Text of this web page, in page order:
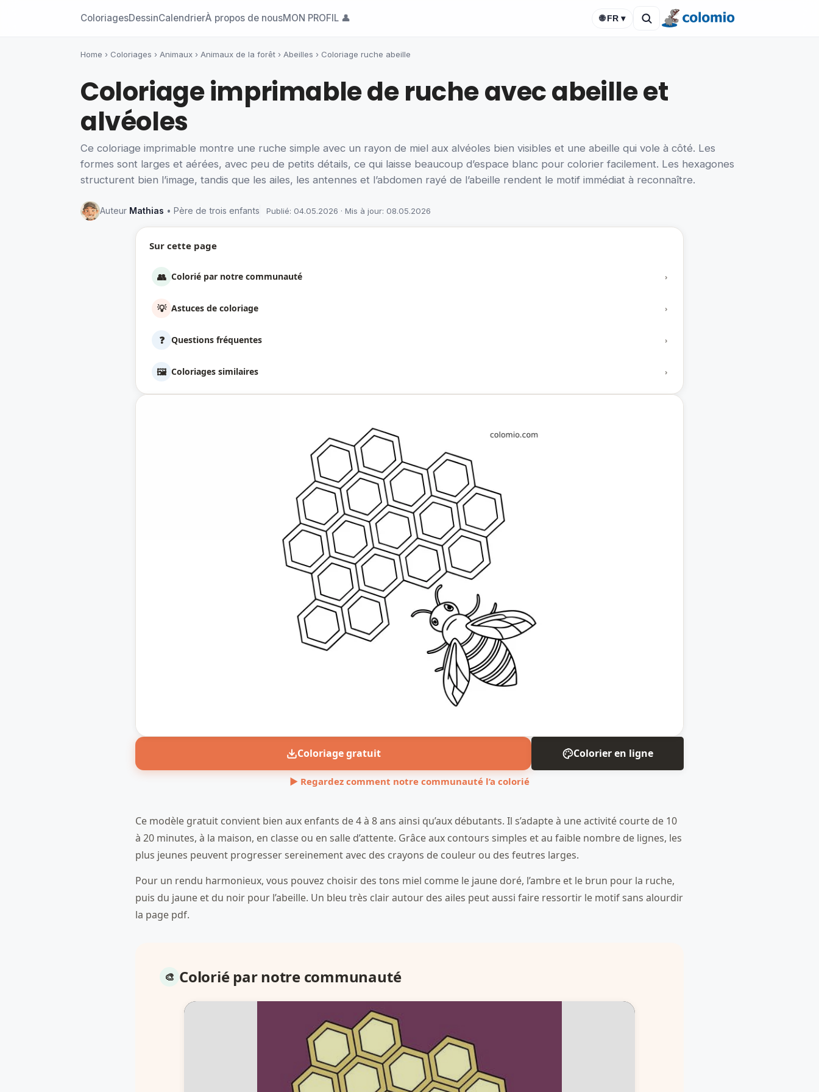
ColoriagesDessinCalendrierÀ propos de nousMON PROFIL 👤 🌐 FR ▾
Home › Coloriages › Animaux › Animaux de la forêt › Abeilles › Coloriage ruche abeille
Coloriage imprimable de ruche avec abeille et
alvéoles
Ce coloriage imprimable montre une ruche simple avec un rayon de miel aux alvéoles bien visibles et une abeille qui vole à côté. Les
formes sont larges et aérées, avec peu de petits détails, ce qui laisse beaucoup d’espace blanc pour colorier facilement. Les hexagones
structurent bien l’image, tandis que les ailes, les antennes et l’abdomen rayé de l’abeille rendent le motif immédiat à reconnaître.
Auteur Mathias • Père de trois enfants Publié: 04.05.2026 · Mis à jour: 08.05.2026
Sur cette page
👥 Colorié par notre communauté ›
💡 Astuces de coloriage ›
❓ Questions fréquentes ›
🖼️ Coloriages similaires ›
Coloriage gratuit Colorier en ligne
▶ Regardez comment notre communauté l’a colorié
Ce modèle gratuit convient bien aux enfants de 4 à 8 ans ainsi qu’aux débutants. Il s’adapte à une activité courte de 10
à 20 minutes, à la maison, en classe ou en salle d’attente. Grâce aux contours simples et au faible nombre de lignes, les
plus jeunes peuvent progresser sereinement avec des crayons de couleur ou des feutres larges.
Pour un rendu harmonieux, vous pouvez choisir des tons miel comme le jaune doré, l’ambre et le brun pour la ruche,
puis du jaune et du noir pour l’abeille. Un bleu très clair autour des ailes peut aussi faire ressortir le motif sans alourdir
la page pdf.
Colorié par notre communauté